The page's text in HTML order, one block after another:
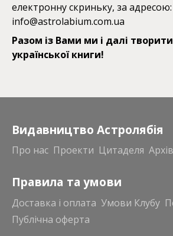
електронну скриньку, за адресою:
info@astrolabium.com.ua
Разом із Вами ми і далі
української книги!
Видавництво Астролябія
Про нас Проекти Цитаделя
Правила та умови
Доставка і оплата Умови Клубу
Публічна оферта